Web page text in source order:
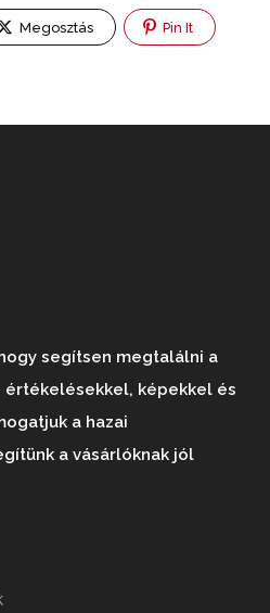
Megosztás Pin It
segítsen megtalálni a
képekkel és
a hazai
a vásárlóknak jól